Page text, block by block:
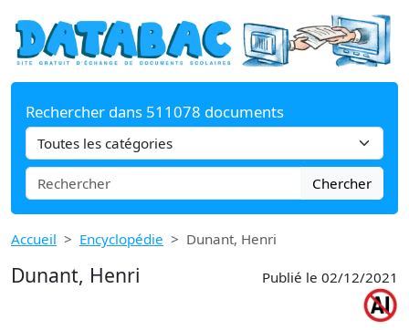
Rechercher dans 511078 documents
Chercher
Accueil Encyclopédie Dunant, Henri
Dunant, Henri Publié le 02/12/2021